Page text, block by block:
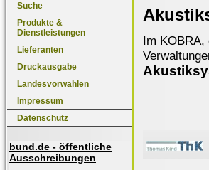
Suche
Produkte &
Dienstleistungen
Lieferanten
Druckausgabe
Landesvorwahlen
Impressum
Datenschutz
bund.de - öffentliche
Ausschreibungen
Im